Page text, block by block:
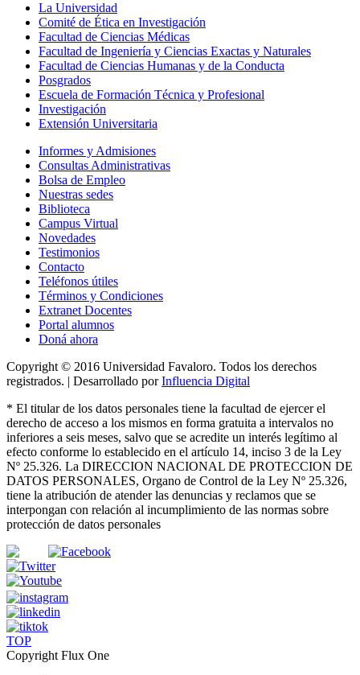
La Universidad
Comité de Ética en Investigación
Facultad de Ciencias Médicas
Facultad de Ingeniería y Ciencias Exactas y Naturales
Facultad de Ciencias Humanas y de la Conducta
Posgrados
Escuela de Formación Técnica y Profesional
Investigación
Extensión Universitaria
Informes y Admisiones
Consultas Administrativas
Bolsa de Empleo
Nuestras sedes
Biblioteca
Campus Virtual
Novedades
Testimonios
Contacto
Teléfonos útiles
Términos y Condiciones
Extranet Docentes
Portal alumnos
Doná ahora
Copyright © 2016 Universidad Favaloro. Todos los derechos
registrados. | Desarrollado porInfluencia Digital
* El titular de los datos personales tiene la facultad de ejercer el
derecho de acceso a los mismos en forma gratuita a intervalos no
inferiores a seis meses, salvo que se acredite un interés legítimo al
efecto conforme lo establecido en el artículo 14, inciso 3 de la Ley
Nº 25.326. La DIRECCION NACIONAL DE PROTECCION DE
DATOS PERSONALES, Organo de Control de la Ley Nº 25.326,
tiene la atribución de atender las denuncias y reclamos que se
interpongan con relación al incumplimiento de las normas sobre
protección de datos personales
TOP
Copyright Flux One